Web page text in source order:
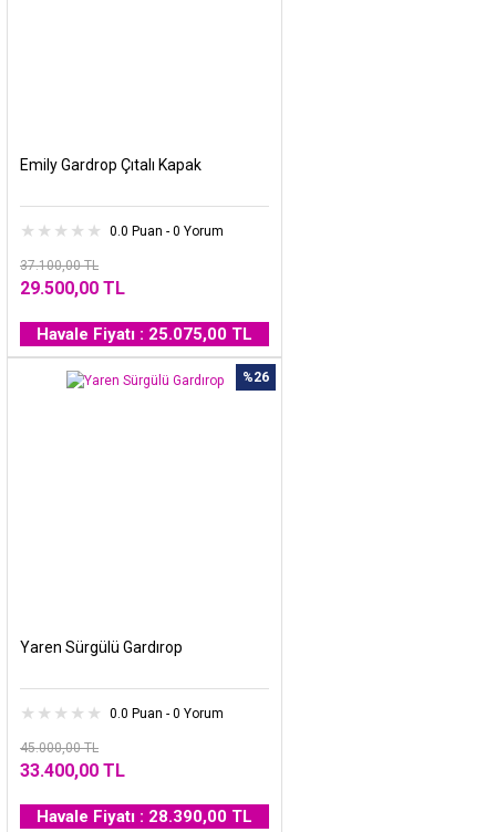
Emily Gardrop Çıtalı Kapak
0.0 Puan - 0 Yorum
37.100,00 TL
29.500,00 TL
Havale Fiyatı : 25.075,00 TL
%26
Yaren Sürgülü Gardırop
0.0 Puan - 0 Yorum
45.000,00 TL
33.400,00 TL
Havale Fiyatı : 28.390,00 TL